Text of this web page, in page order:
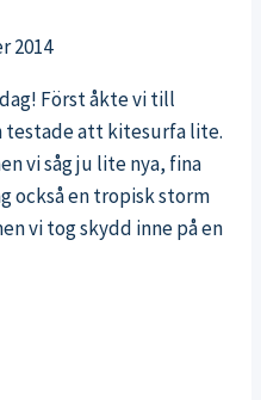
2014
Först åkte vi till
testade att kitesurfa lite.
vi såg ju lite nya, fina
också en tropisk storm
vi tog skydd inne på en